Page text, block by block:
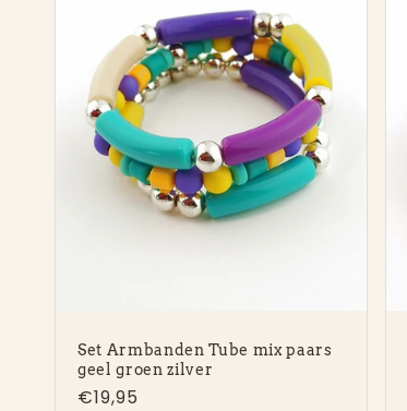
Set Armbanden Tube mix paars
geel groen zilver
Normale
€19,95